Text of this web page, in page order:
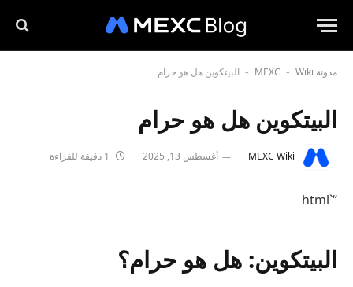
مدونة MEXC - Wiki
- البيتكوين هل هو حرام
البيتكوين هل هو حرام
MEXC Wiki أغسطس 13, 2025
“`html
البيتكوين: هل هو حرام؟